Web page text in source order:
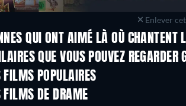
Enlever
QUI ONT AIMÉ LÀ OÙ CHANTENT
QUE VOUS POUVEZ REGARDER
FILMS POPULAIRES
FILMS DE DRAME